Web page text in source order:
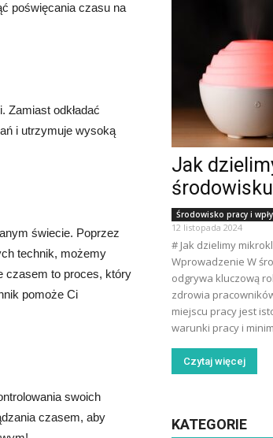
poświęcania czasu na
Zamiast odkładać
i utrzymuje wysoką
świecie. Poprzez
technik, możemy
czasem to proces, który
pomoże Ci
swoich
czasem, aby
Jak
Środowisko pracy i
12 listopada 2024
# Jak dzielimy
Wprowadzenie W
odgrywa kluczową
zdrowia
miejscu pracy jest
warunki pracy i
Czytaj więcej
KATEGORIE